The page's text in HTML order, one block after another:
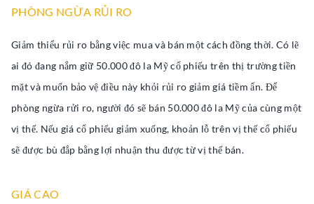
PHÒNG NGỪA RỦI RO
Giảm thiểu rủi ro bằng việc mua và bán một cách đồng thời. Có lẽ
ai đó đang nắm giữ 50.000 đô la Mỹ cổ phiếu trên thị trường tiền
mặt và muốn bảo vệ điều này khỏi rủi ro giảm giá tiềm ẩn. Để
phòng ngừa rửi ro, người đó sẽ bán 50.000 đô la Mỹ của cùng một
vị thế. Nếu giá cổ phiếu giảm xuống, khoản lỗ trên vị thế cổ phiếu
sẽ được bù đắp bằng lợi nhuận thu được từ vị thế bán.
GIÁ CAO